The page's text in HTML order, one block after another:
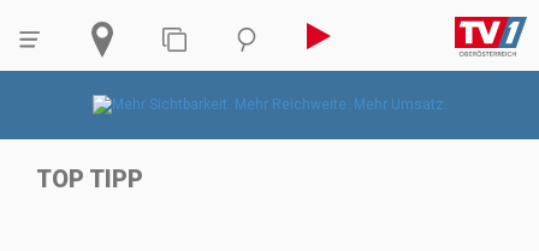
TOP TIPP